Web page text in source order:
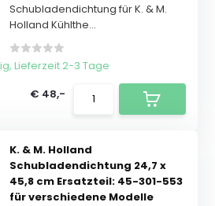
Schubladendichtung für K. & M.
Holland Kühlthe...
Lieferzeit 2-3 Tage
€ 48,-
K. & M. Holland
Schubladendichtung 24,7 x
45,8 cm Ersatzteil: 45-301-553
für verschiedene Modelle